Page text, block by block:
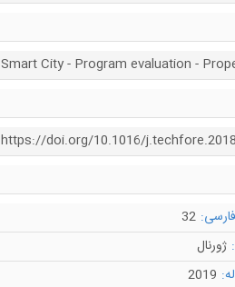
Smart City - Program evaluation -
https://doi.org/10.1016/
32
ژورنال
2019